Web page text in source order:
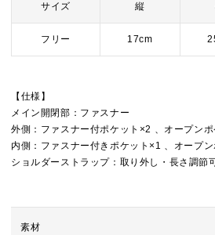
サイズ 縦
フリー 17cm
【仕様】
メイン開閉部：ファスナー
外側：ファスナー付ポケット×2 、オープン
内側：ファスナー付きポケット×1 、オープ
ショルダーストラップ：取り外し・長さ調節
素材